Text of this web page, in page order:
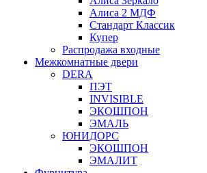
Алиса 2 МДФ
Стандарт Классик
Купер
Распродажа входные
Межкомнатные двери
DERA
ПЭТ
INVISIBLE
ЭКОШПОН
ЭМАЛЬ
ЮНИДОРС
ЭКОШПОН
ЭМАЛИТ